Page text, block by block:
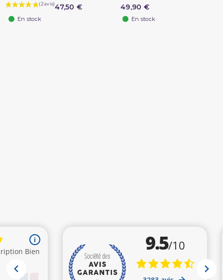
47,50 €
En stock
49,90 €
En stock